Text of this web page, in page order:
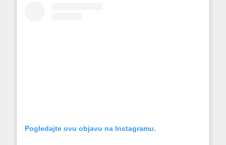
Pogledajte ovu objavu na Instagramu.